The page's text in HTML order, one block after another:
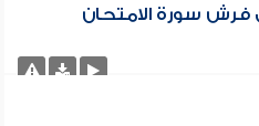
سورة الامتحان